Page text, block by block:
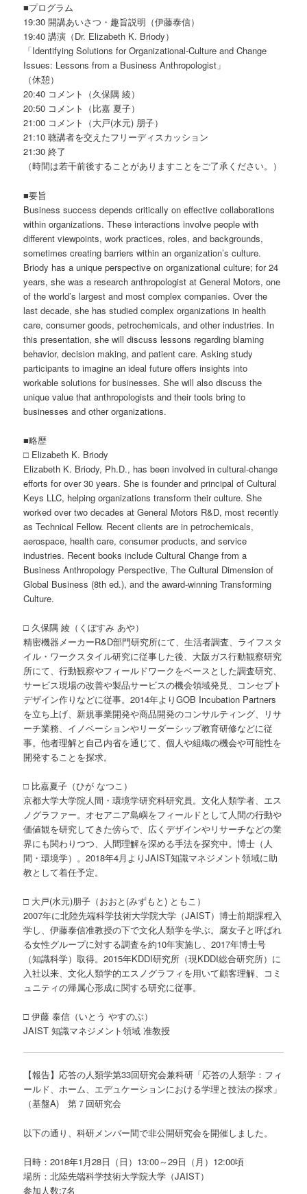
■プログラム
19:30 開講あいさつ・趣旨説明（伊藤泰信）
19:40 講演（Dr. Elizabeth K. Briody）
「Identifying Solutions for Organizational-Culture and Change
Issues: Lessons from a Business Anthropologist」
（休憩）
20:40 コメント（久保隅 綾）
20:50 コメント（比嘉 夏子）
21:00 コメント（大戸(水元) 朋子）
21:10 聴講者を交えたフリーディスカッション
21:30 終了
（時間は若干前後することがありますことをご了承ください。）
■要旨
Business success depends critically on effective collaborations
within organizations. These interactions involve people with
different viewpoints, work practices, roles, and backgrounds,
sometimes creating barriers within an organization’s culture.
Briody has a unique perspective on organizational culture; for 24
years, she was a research anthropologist at General Motors, one
of the world’s largest and most complex companies. Over the
last decade, she has studied complex organizations in health
care, consumer goods, petrochemicals, and other industries. In
this presentation, she will discuss lessons regarding blaming
behavior, decision making, and patient care. Asking study
participants to imagine an ideal future offers insights into
workable solutions for businesses. She will also discuss the
unique value that anthropologists and their tools bring to
businesses and other organizations.
■略歴
□ Elizabeth K. Briody
Elizabeth K. Briody, Ph.D., has been involved in cultural-change
efforts for over 30 years. She is founder and principal of Cultural
Keys LLC, helping organizations transform their culture. She
worked over two decades at General Motors R&D, most recently
as Technical Fellow. Recent clients are in petrochemicals,
aerospace, health care, consumer products, and service
industries. Recent books include Cultural Change from a
Business Anthropology Perspective, The Cultural Dimension of
Global Business (8th ed.), and the award-winning Transforming
Culture.
□ 久保隅 綾（くぼすみ あや）
精密機器メーカーR&D部門研究所にて、生活者調査、ライフスタ
イル・ワークスタイル研究に従事した後、大阪ガス行動観察研究
所にて、行動観察やフィールドワークをベースとした調査研究、
サービス現場の改善や製品サービスの機会領域発見、コンセプト
デザイン作りなどに従事。2014年よりGOB Incubation Partners
を立ち上げ、新規事業開発や商品開発のコンサルティング、リサ
ーチ業務、イノベーションやリーダーシップ教育研修などに従
事。他者理解と自己内省を通じて、個人や組織の機会や可能性を
開発することを探求。
□ 比嘉夏子（ひが なつこ）
京都大学大学院人間・環境学研究科研究員。文化人類学者、エス
ノグラファー。オセアニア島嶼をフィールドとして人間の行動や
価値観を研究してきた傍らで、広くデザインやリサーチなどの業
界にも関わりつつ、人間理解を深める手法を探究中。博士（人
間・環境学）。2018年4月よりJAIST知識マネジメント領域に助
教として着任予定。
□ 大戸(水元)朋子（おおと(みずもと) ともこ）
2007年に北陸先端科学技術大学院大学（JAIST）博士前期課程入
学し、伊藤泰信准教授の下で文化人類学を学ぶ。腐女子と呼ばれ
る女性グループに対する調査を約10年実施し、2017年博士号
（知識科学）取得。2015年KDDI研究所（現KDDI総合研究所）に
入社以来、文化人類学的エスノグラフィを用いて顧客理解、コミ
ュニティの帰属心形成に関する研究に従事。
□ 伊藤 泰信（いとう やすのぶ）
JAIST 知識マネジメント領域 准教授
【報告】応答の人類学第33回研究会兼科研「応答の人類学：フィ
ールド、ホーム、エデュケーションにおける学理と技法の探求」
（基盤A) 第７回研究会
以下の通り、科研メンバー間で非公開研究会を開催しました。
日時：2018年1月28日（日）13:00～29日（月）12:00頃
場所：北陸先端科学技術大学院大学（JAIST）
参加人数:7名